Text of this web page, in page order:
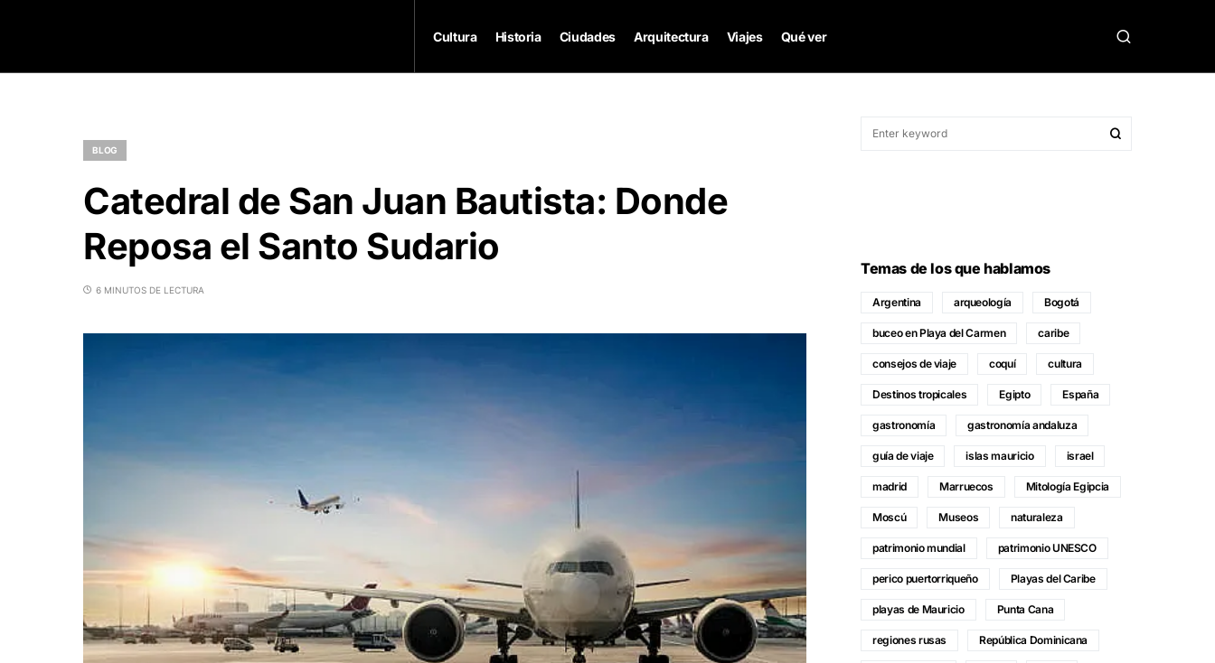
Cultura Historia Ciudades Arquitectura Viajes Qué ver
BLOG
Catedral de San Juan Bautista: Donde
Reposa el Santo Sudario
6 MINUTOS DE LECTURA
Temas de los que hablamos
Argentina arqueología Bogotá
buceo en Playa del Carmen caribe
consejos de viaje coquí cultura
Destinos tropicales Egipto España
gastronomía gastronomía andaluza
guía de viaje islas mauricio israel
madrid Marruecos Mitología Egipcia
Moscú Museos naturaleza
patrimonio mundial patrimonio UNESCO
perico puertorriqueño Playas del Caribe
playas de Mauricio Punta Cana
regiones rusas República Dominicana